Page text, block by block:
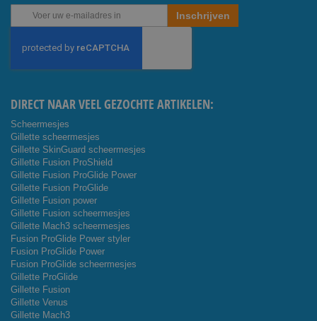
Abonneer
onze
Inschrijven
DIRECT NAAR VEEL GEZOCHTE ARTIKELEN:
Scheermesjes
Gillette scheermesjes
Gillette SkinGuard scheermesjes
Gillette Fusion ProShield
Gillette Fusion ProGlide Power
Gillette Fusion ProGlide
Gillette Fusion power
Gillette Fusion scheermesjes
Gillette Mach3 scheermesjes
Fusion ProGlide Power styler
Fusion ProGlide Power
Fusion ProGlide scheermesjes
Gillette ProGlide
Gillette Fusion
Gillette Venus
Gillette Mach3